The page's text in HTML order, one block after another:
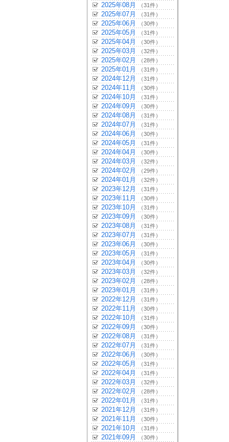
2025年08月 （31件）
2025年07月 （31件）
2025年06月 （30件）
2025年05月 （31件）
2025年04月 （30件）
2025年03月 （32件）
2025年02月 （28件）
2025年01月 （31件）
2024年12月 （31件）
2024年11月 （30件）
2024年10月 （31件）
2024年09月 （30件）
2024年08月 （31件）
2024年07月 （31件）
2024年06月 （30件）
2024年05月 （31件）
2024年04月 （30件）
2024年03月 （32件）
2024年02月 （29件）
2024年01月 （32件）
2023年12月 （31件）
2023年11月 （30件）
2023年10月 （31件）
2023年09月 （30件）
2023年08月 （31件）
2023年07月 （31件）
2023年06月 （30件）
2023年05月 （31件）
2023年04月 （30件）
2023年03月 （32件）
2023年02月 （28件）
2023年01月 （31件）
2022年12月 （31件）
2022年11月 （30件）
2022年10月 （31件）
2022年09月 （30件）
2022年08月 （31件）
2022年07月 （31件）
2022年06月 （30件）
2022年05月 （31件）
2022年04月 （31件）
2022年03月 （32件）
2022年02月 （28件）
2022年01月 （31件）
2021年12月 （31件）
2021年11月 （30件）
2021年10月 （31件）
2021年09月 （30件）